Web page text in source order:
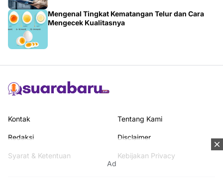
Cara Efektif Penyajian Data untuk Meningkatkan
Pemahaman dan Keputusan yang Tepat
Plagiarisme, Telkom Gelar Pelatihan Strategi
Bagaimana Dampak AI Terhadap Peluang Kerja
Gen Z Indonesia Tahun 2026
Mengenal Tingkat Kematangan Telur dan Cara
Mengecek Kualitasnya
Ad